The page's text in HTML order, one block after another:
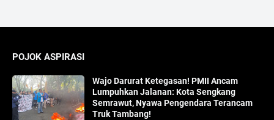
POJOK ASPIRASI
Wajo Darurat Ketegasan! PMII Ancam
Lumpuhkan Jalanan: Kota Sengkang
Semrawut, Nyawa Pengendara Terancam
Truk Tambang!